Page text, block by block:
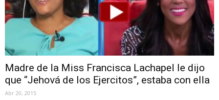
Madre de la Miss Francisca Lachapel le dijo
que “Jehová de los Ejercitos”, estaba con ella
Abr 20, 2015